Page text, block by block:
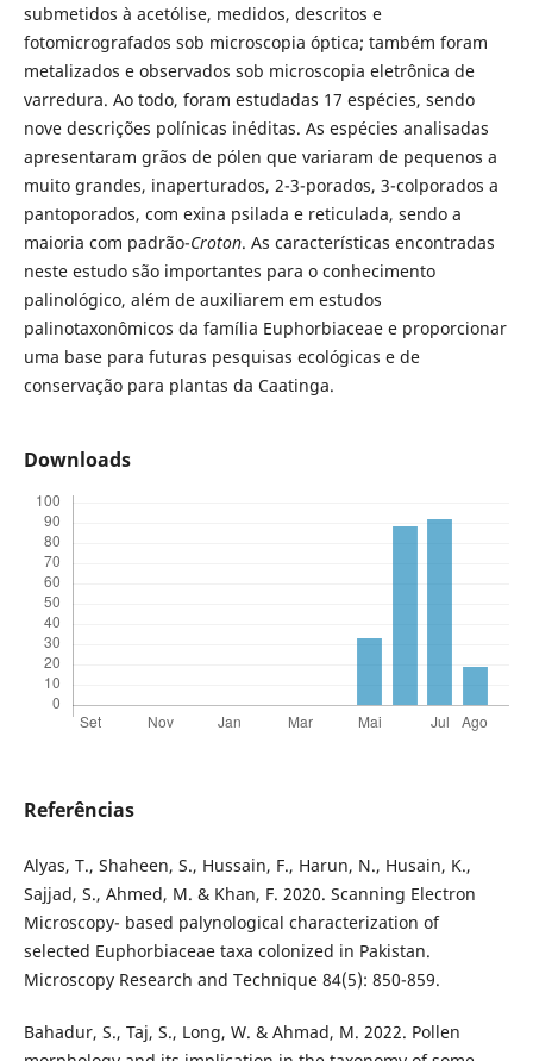
submetidos à acetólise, medidos, descritos e
fotomicrografados sob microscopia óptica; também foram
metalizados e observados sob microscopia eletrônica de
varredura. Ao todo, foram estudadas 17 espécies, sendo
nove descrições polínicas inéditas. As espécies analisadas
apresentaram grãos de pólen que variaram de pequenos a
muito grandes, inaperturados, 2-3-porados, 3-colporados a
pantoporados, com exina psilada e reticulada, sendo a
maioria com padrão-Croton. As características encontradas
neste estudo são importantes para o conhecimento
palinológico, além de auxiliarem em estudos
palinotaxonômicos da família Euphorbiaceae e proporcionar
uma base para futuras pesquisas ecológicas e de
conservação para plantas da Caatinga.
Downloads
Referências
Alyas, T., Shaheen, S., Hussain, F., Harun, N., Husain, K.,
Sajjad, S., Ahmed, M. & Khan, F. 2020. Scanning Electron
Microscopy- based palynological characterization of
selected Euphorbiaceae taxa colonized in Pakistan.
Microscopy Research and Technique 84(5): 850-859.
Bahadur, S., Taj, S., Long, W. & Ahmad, M. 2022. Pollen